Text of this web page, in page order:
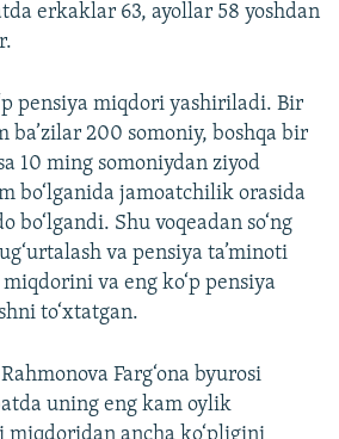
erkaklar 63, ayollar 58 yoshdan
pensiya miqdori yashiriladi. Bir
ba’zilar 200 somoniy, boshqa bir
10 ming somoniydan ziyod
bo‘lganida jamoatchilik orasida
Shu voqeadan so‘ng
va pensiya ta’minoti
va eng ko‘p pensiya
to‘xtatgan.
Farg‘ona byurosi
uning eng kam oylik